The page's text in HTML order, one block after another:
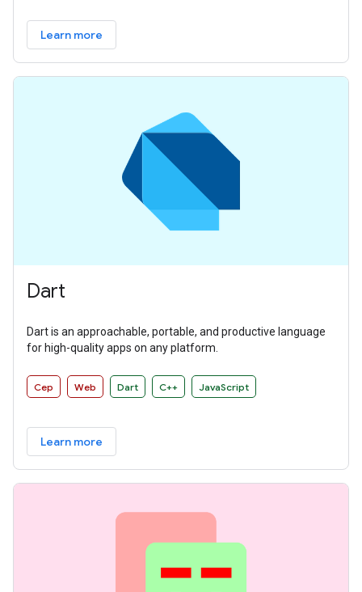
Learn more
Dart
Dart is an approachable, portable, and productive language
for high-quality apps on any platform.
Cep Web Dart C++ JavaScript
Learn more